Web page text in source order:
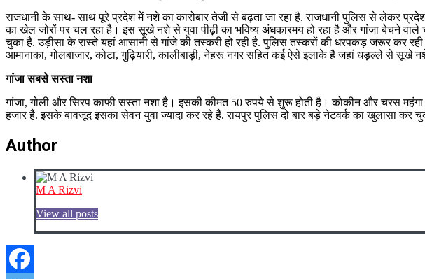
राजधानी के साथ- साथ पूरे प्रदेश में नशे का कारोबार तेजी से बढ़ता जा रहा है. राजधानी पुलिस से लेकर
का खेल जोरों पर चल रहा है। इस सूखे नशे से युवा पीढ़ी का भविष्य अंधकारमय हो रहा है और गांजा बेचने
चुका है. उड़ीसा के रास्ते यहां आसानी से गांजे की तस्करी हो रही है. पुलिस तस्करों की धरपकड़ जरूर कर
आमानाका, गोलबाजार, कोटा, गुढ़ियारी, कालीबाड़ी, नेहरू नगर सहित कई ऐसे इलाके है जहां धड़ल्ले से सूखे नशे
गांजा सबसे सस्ता नशा
गांजा, गोली और सिरप काफी सस्ता नशा है। इसकी कीमत 50 रुपये से शुरू होती है। कोकीन और चरस
हजार है. इसके बावजूद इसका सेवन युवा ज्यादा कर रहे हैं. रायपुर पुलिस दो बार बड़े नेटवर्क का खुलासा
Author
M A Rizvi
View all posts